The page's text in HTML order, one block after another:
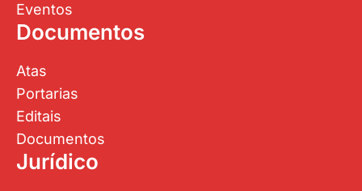
Eventos
Documentos
Atas
Portarias
Editais
Documentos
Jurídico